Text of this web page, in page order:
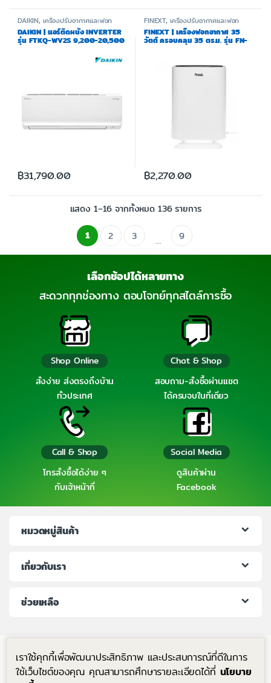
DAIKIN, เครื่องปรับอากาศและฟอก
อากาศ
DAIKIN | แอร์ติดผนัง INVERTER
รุ่น FTKQ-WV2S 9,200-20,500
BTU กรอง PM 2.5 รับประกัน
คอมเพรสเซอร์ 5 ปี อะไหล่ภายใน
฿31,790.00
FINEXT, เครื่องปรับอากาศและฟอก
อากาศ
FINEXT | เครื่องฟอกอากาศ 35
วัตต์ ครอบคลุม 35 ตร.ม. รุ่น FN-
฿2,270.00
แสดง 1–16 จากทั้งหมด 136 รายการ
1
2 3 … 9
เลือกช้อปได้หลายทาง
สะดวกทุกช่องทาง ตอบโจทย์ทุกสไตล์การซื้อ
Shop Online
สั่งง่าย ส่งตรงถึงบ้าน
ทั่วประเทศ
Chat & Shop
สอบถาม-สั่งซื้อผ่านแชต
ได้ครบจบในที่เดียว
Call & Shop
โทรสั่งซื้อได้ง่าย ๆ
กับเจ้าหน้าที่
Social Media
ดูสินค้าผ่าน
Facebook
หมวดหมู่สินค้า
เกี่ยวกับเรา
ช่วยเหลือ
เราใช้คุกกี้เพื่อพัฒนาประสิทธิภาพ และประสบการณ์ที่ดีในการ
ใช้เว็บไซต์ของคุณ คุณสามารถศึกษารายละเอียดได้ที่ นโยบาย